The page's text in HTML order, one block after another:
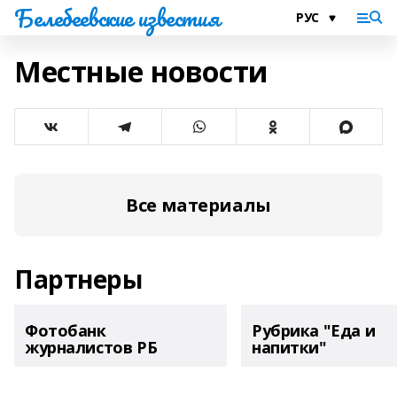
Белебеевские известия
Местные новости
Все материалы
Партнеры
Фотобанк
журналистов РБ
Рубрика "Еда и
напитки"